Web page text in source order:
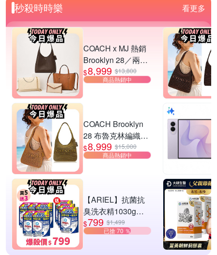
秒殺時時樂 看更多
COACH x MJ 熱銷
Brooklyn 28／兩用
／斜背包均一價-多
款可選
$8,999 $13,800
商品熱銷中
COACH Brooklyn
28 布魯克林編織款
單肩包-橄欖綠
$8,999 $15,000
商品熱銷中
【ARIEL】抗菌抗
臭洗衣精1030g補
充包 X8 (抗菌去漬/
室內晾曬) 兩款任選
$799 $1,499
已搶 70 ％